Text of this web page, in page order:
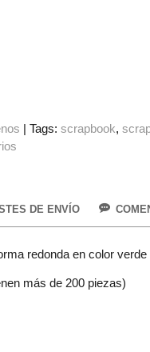
|Tags:scrapbook
DE ENVÍO
redonda en color verde
más de 200 piezas)